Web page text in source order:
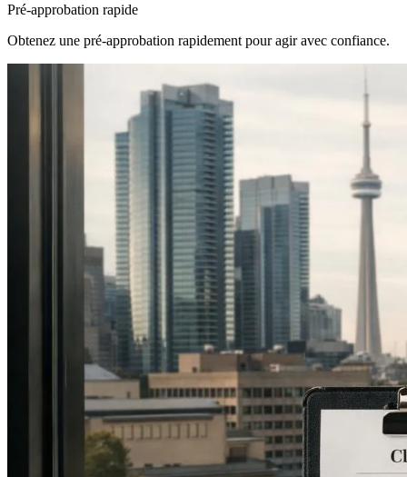
Pré-approbation rapide
Obtenez une pré-approbation rapidement pour agir avec confiance.